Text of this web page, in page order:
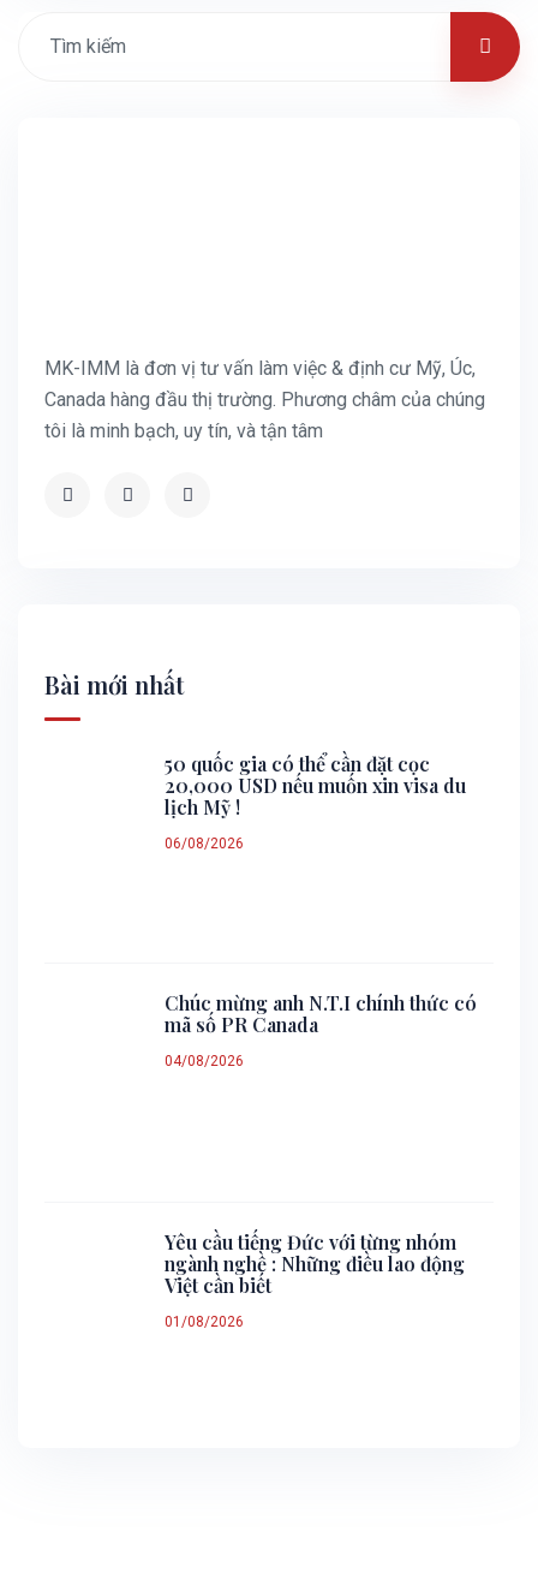
MK-IMM là đơn vị tư vấn làm việc & định cư Mỹ, Úc,
Canada hàng đầu thị trường. Phương châm của chúng
tôi là minh bạch, uy tín, và tận tâm
Bài mới nhất
50 quốc gia có thể cần đặt cọc
20,000 USD nếu muốn xin visa du
lịch Mỹ !
06/08/2026
Chúc mừng anh N.T.I chính thức có
mã số PR Canada
04/08/2026
Yêu cầu tiếng Đức với từng nhóm
ngành nghề : Những điều lao động
Việt cần biết
01/08/2026